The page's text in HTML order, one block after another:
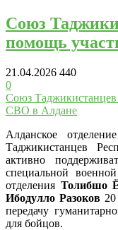
Союз
помощь
21.04.2026 440
0
Союз
СВО в Алдане
Алданское
Таджикистанцев
активно
специальной
отделения Толибшо
Ибодулло Разоков20
передачу
для бойцов.